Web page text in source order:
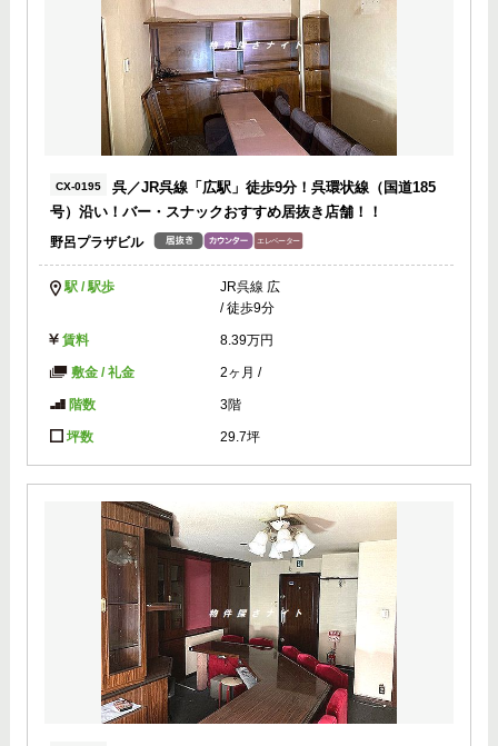
CX-0195
呉／JR呉線「広駅」徒歩9分！呉環状線（国道185
号）沿い！バー・スナックおすすめ居抜き店舗！！
野呂プラザビル
駅 / 駅歩
JR呉線 広
/ 徒歩9分
賃料 8.39万円
敷金 / 礼金 2ヶ月 /
階数 3階
坪数 29.7坪